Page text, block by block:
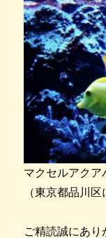
マクセルアクア
（東京都品川
ご精読誠にあり